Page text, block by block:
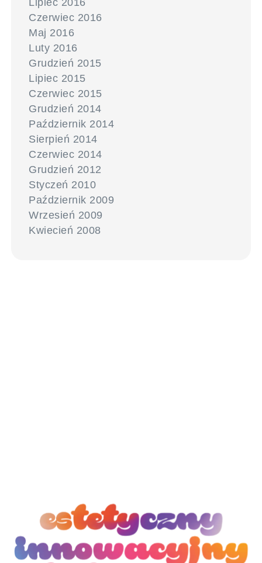
Lipiec 2016
Czerwiec 2016
Maj 2016
Luty 2016
Grudzień 2015
Lipiec 2015
Czerwiec 2015
Grudzień 2014
Październik 2014
Sierpień 2014
Czerwiec 2014
Grudzień 2012
Styczeń 2010
Październik 2009
Wrzesień 2009
Kwiecień 2008